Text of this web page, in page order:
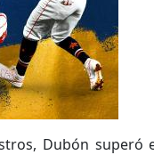
Dubón superó